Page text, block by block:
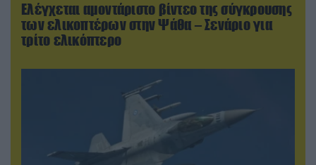
Ελέγχεται αμοντάριστο βίντεο της σύγκρουσης
των ελικοπτέρων στην Ψάθα – Σενάριο για
τρίτο ελικόπτερο